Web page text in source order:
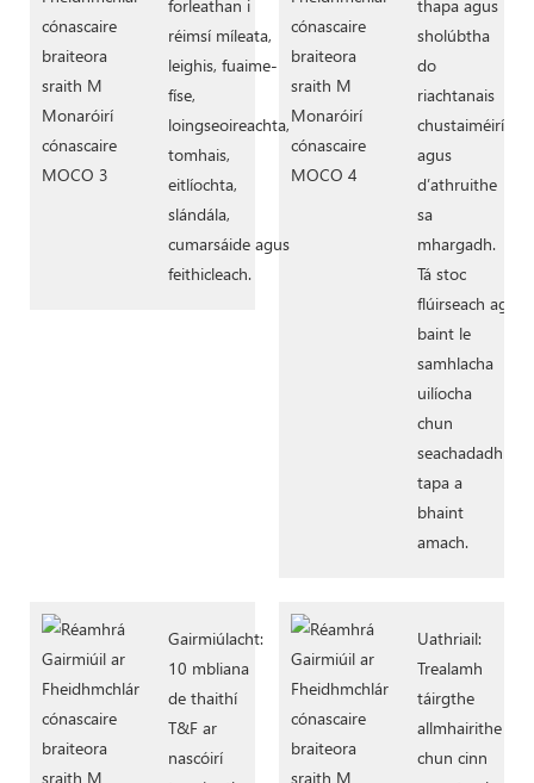
forleathan i
réimsí míleata,
leighis, fuaime-
físe,
loingseoireachta,
tomhais,
eitlíochta,
slándála,
cumarsáide agus
feithicleach.
thapa agus
sholúbtha
do
riachtanais
chustaiméirí
agus
d’athruithe
sa
mhargadh.
Tá stoc
flúirseach ag
baint le
samhlacha
uilíocha
chun
seachadadh
tapa a
bhaint
amach.
Gairmiúlacht:
10 mbliana
de thaithí
T&F ar
nascóirí
Uathriail:
Trealamh
táirgthe
allmhairithe
chun cinn